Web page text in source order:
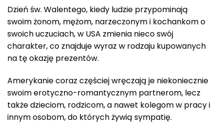
Dzień św. Walentego, kiedy ludzie przypominają
swoim żonom, mężom, narzeczonym i kochankom o
swoich uczuciach, w USA zmienia nieco swój
charakter, co znajduje wyraz w rodzaju kupowanych
na tę okazję prezentów.
Amerykanie coraz częściej wręczają je niekoniecznie
swoim erotyczno-romantycznym partnerom, lecz
także dzieciom, rodzicom, a nawet kolegom w pracy i
innym osobom, do których żywią sympatię.